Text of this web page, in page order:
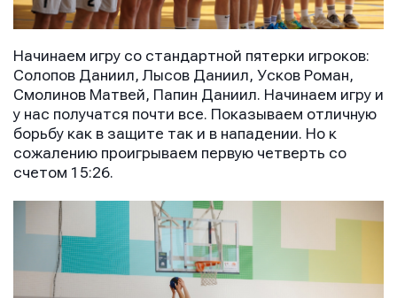
Начинаем игру со стандартной пятерки игроков:
Солопов Даниил, Лысов Даниил, Усков Роман,
Смолинов Матвей, Папин Даниил. Начинаем игру и
у нас получатся почти все. Показываем отличную
борьбу как в защите так и в нападении. Но к
сожалению проигрываем первую четверть со
счетом 15:26.